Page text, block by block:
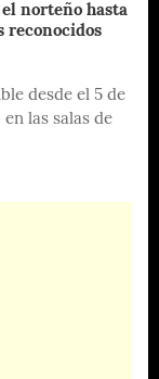
norteño hasta
reconocidos
desde el 5 de
las salas de